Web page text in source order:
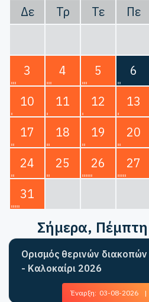
Δε Τρ Τε Πε
3
4 5 6
10
11 12 13
17
18 19 20
24
25 26 27
31
Σήμερα,
Ορισμός θερινών
- Καλοκαίρι 2026
Έναρξη: 03-08-2026 |